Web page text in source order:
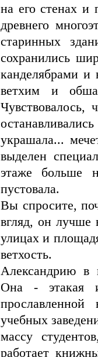
на его стенах
древнего
старинных
сохранились
канделябрами и
ветхим и
Чувствовалось,
украшала...
выделен
этаже больше
пустовала.
Вы спросите,
вгляд, он лучше
улицах и
ветхость.
Александрию в
Она - этакая
учебных
массу
работает